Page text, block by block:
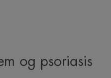
og psoriasis